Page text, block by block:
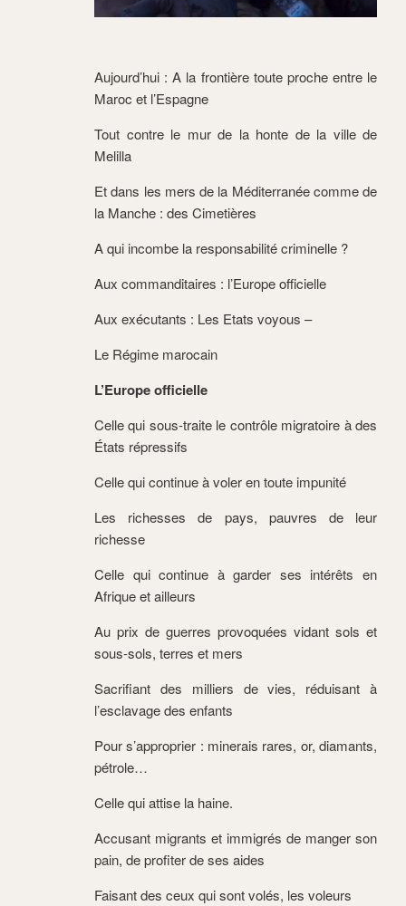
Aujourd’hui : A la frontière toute proche entre le
Maroc et l’Espagne
Tout contre le mur de la honte de la ville de
Melilla
Et dans les mers de la Méditerranée comme de
la Manche : des Cimetières
A qui incombe la responsabilité criminelle ?
Aux commanditaires : l’Europe officielle
Aux exécutants : Les Etats voyous –
Le Régime marocain
L’Europe officielle
Celle qui sous-traite le contrôle migratoire à des
États répressifs
Celle qui continue à voler en toute impunité
Les richesses de pays, pauvres de leur
richesse
Celle qui continue à garder ses intérêts en
Afrique et ailleurs
Au prix de guerres provoquées vidant sols et
sous-sols, terres et mers
Sacrifiant des milliers de vies, réduisant à
l’esclavage des enfants
Pour s’approprier : minerais rares, or, diamants,
pétrole…
Celle qui attise la haine.
Accusant migrants et immigrés de manger son
pain, de profiter de ses aides
Faisant des ceux qui sont volés, les voleurs